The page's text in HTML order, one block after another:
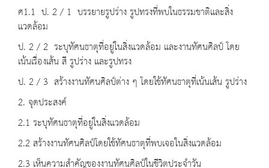
ศ1.1 ป. 2 / 1 บรรยายรูปร่าง รูปทรงที่พบในธรรมชาติและสิ่ง
แวดล้อม
ป. 2 / 2 ระบุทัศนธาตุที่อยู่ในสิ่งแวดล้อม และงานทัศนศิลป์ โดย
เน้นเรื่องเส้น สี รูปร่าง และรูปทรง
ป. 2 / 3 สร้างงานทัศนศิลป์ต่าง ๆ โดยใช้ทัศนธาตุที่เน้นเส้น รูปร่าง
2. จุดประสงค์
2.1 ระบุทัศนธาตุที่อยู่ในสิ่งแวดล้อม
2.2 สร้างงานทัศนศิลป์โดยใช้ทัศนธาตุที่พบเจอในสิ่งแวดล้อม
2.3 เห็นความสำคัญของงานทัศนศิลป์ในชีวิตประจำวัน